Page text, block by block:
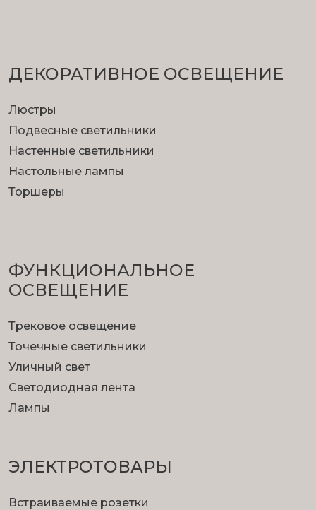
ДЕКОРАТИВНОЕ ОСВЕЩЕНИЕ
Люстры
Подвесные светильники
Настенные светильники
Настольные лампы
Торшеры
ФУНКЦИОНА­ЛЬНОЕ
ОСВЕЩЕНИЕ
Трековое освещение
Точечные светильники
Уличный свет
Светодиодная лента
Лампы
ЭЛЕКТРОТОВАРЫ
Встраиваемые розетки